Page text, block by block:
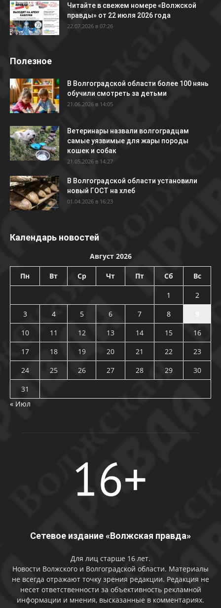
Читайте в свежем номере «Волжской
правды» от 22 июля 2026 года
22.07.2026 в 07:26
Полезное
В Волгоградской области более 100 нянь
обучили смотреть за детьми
21.06.2026 в 14:05
Ветеринары назвали волгоградцам
самые уязвимые для жары породы
кошек и собак
21.05.2026 в 14:27
В Волгоградской области установили
новый ГОСТ на хлеб
01.04.2026 в 16:23
Календарь новостей
Август 2026
Пн Вт Ср Чт Пт Сб Вс
1
2
3
4 5 6 7 8
10
11 12 13 14 15
16
17
18 19 20 21 22
23
24
25 26 27 28 29
30
31
« Июл
Сетевое издание «Волжская правда»
Для лиц старше 16 лет.
Новости Волжского и Волгоградской области. Материалы
не всегда отражают точку зрения редакции. Редакция не
несет ответственности за объективность рекламной
информации и мнения, высказанные в комментариях.